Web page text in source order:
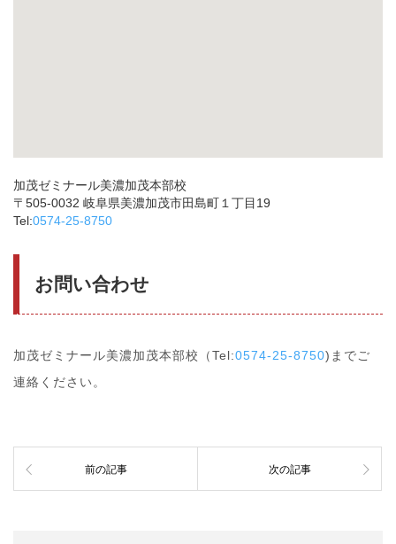
加茂ゼミナール美濃加茂本部校
〒505-0032 岐阜県美濃加茂市田島町１丁目19
Tel:0574-25-8750
お問い合わせ
加茂ゼミナール美濃加茂本部校（Tel:0574-25-8750)までご
連絡ください。
前の記事 次の記事